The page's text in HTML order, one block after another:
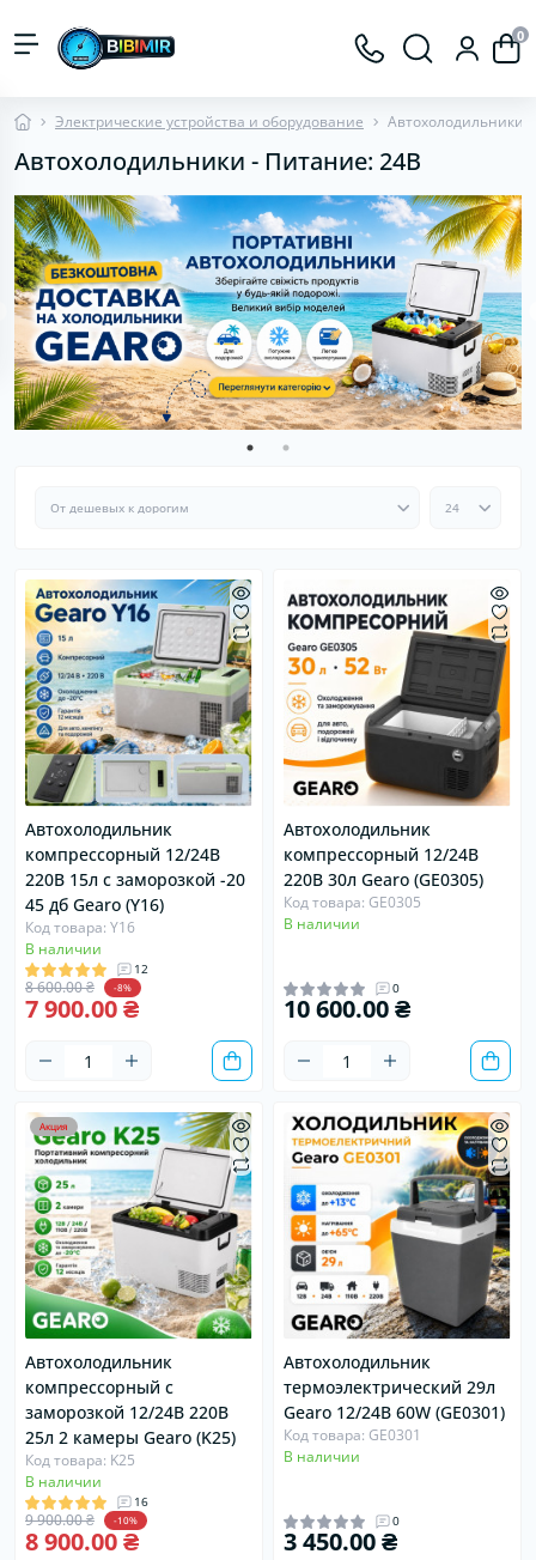
0
Электрические устройства и оборудование Автохолодильники
Автохолодильники - Питание: 24В
Автохолодильник
компрессорный 12/24В
220В 15л с заморозкой -20
45 дб Gearo (Y16)
Код товара: Y16
В наличии
12
8 600.00 ₴ -8%
7 900.00 ₴
Автохолодильник
компрессорный 12/24В
220В 30л Gearo (GE0305)
Код товара: GE0305
В наличии
0
10 600.00 ₴
Акция
Автохолодильник
компрессорный с
заморозкой 12/24В 220В
25л 2 камеры Gearo (K25)
Код товара: K25
В наличии
16
9 900.00 ₴ -10%
8 900.00 ₴
Автохолодильник
термоэлектрический 29л
Gearo 12/24В 60W (GE0301)
Код товара: GE0301
В наличии
0
3 450.00 ₴